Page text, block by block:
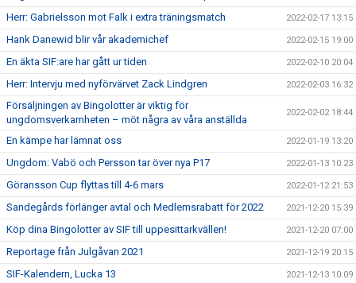
Herr: Gabrielsson mot Falk i extra träningsmatch 2022-02-17 13:15
Hank Danewid blir vår akademichef 2022-02-15 19:00
En äkta SIF:are har gått ur tiden 2022-02-10 20:04
Herr: Intervju med nyförvärvet Zack Lindgren 2022-02-03 16:32
Försäljningen av Bingolotter är viktig för
ungdomsverkamheten – möt några av våra anställda
2022-02-02 18:44
En kämpe har lämnat oss 2022-01-19 13:20
Ungdom: Vabö och Persson tar över nya P17 2022-01-13 10:23
Göransson Cup flyttas till 4-6 mars 2022-01-12 21:53
Sandegårds förlänger avtal och Medlemsrabatt för 2022 2021-12-20 15:39
Köp dina Bingolotter av SIF till uppesittarkvällen! 2021-12-20 07:00
Reportage från Julgåvan 2021 2021-12-19 20:15
SIF-Kalendern, Lucka 13 2021-12-13 10:09